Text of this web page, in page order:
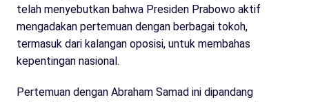
telah menyebutkan bahwa Presiden Prabowo aktif
mengadakan pertemuan dengan berbagai tokoh,
termasuk dari kalangan oposisi, untuk membahas
kepentingan nasional.
Pertemuan dengan Abraham Samad ini dipandang